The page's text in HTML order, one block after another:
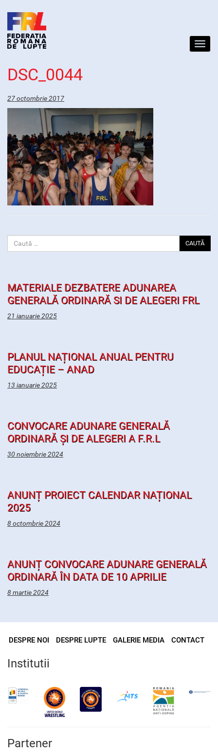
DSC_0044
27 octombrie 2017
CAUTĂ
MATERIALE DEZBATERE ADUNAREA
GENERALĂ ORDINARĂ SI DE ALEGERI FRL
21 ianuarie 2025
PLANUL NAȚIONAL ANUAL PENTRU
EDUCAȚIE – ANAD
13 ianuarie 2025
CONVOCARE ADUNARE GENERALĂ
ORDINARĂ ȘI DE ALEGERI A F.R.L
30 noiembrie 2024
ANUNȚ PROIECT CALENDAR NAȚIONAL
2025
8 octombrie 2024
ANUNȚ CONVOCARE ADUNARE GENERALĂ
ORDINARĂ ÎN DATA DE 10 APRILIE
8 martie 2024
DESPRE NOI DESPRE LUPTE GALERIE MEDIA CONTACT
Institutii
Partener